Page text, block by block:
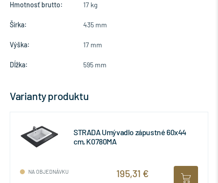
Hmotnosť brutto: 17 kg
Šírka: 435 mm
Výška: 17 mm
Dĺžka: 595 mm
Varianty produktu
STRADA Umývadlo zápustné 60x44
cm, K0780MA
NA OBJEDNÁVKU 195,31 €